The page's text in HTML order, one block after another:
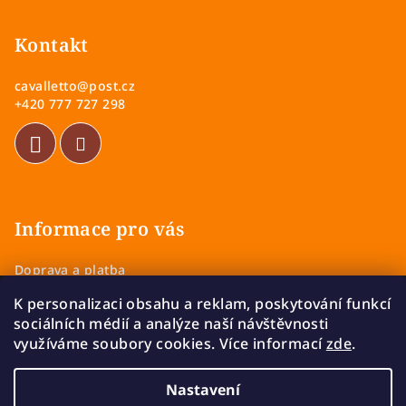
K personalizaci obsahu a reklam, poskytování funkcí
sociálních médií a analýze naší návštěvnosti
využíváme soubory cookies. Více informacízde.
Nastavení
Kontakt
cavalletto@post.cz
+420 777 727 298
Informace pro vás
Doprava a platba
Zásady ochrany osobních údajů
Vrácení a výměna zboží